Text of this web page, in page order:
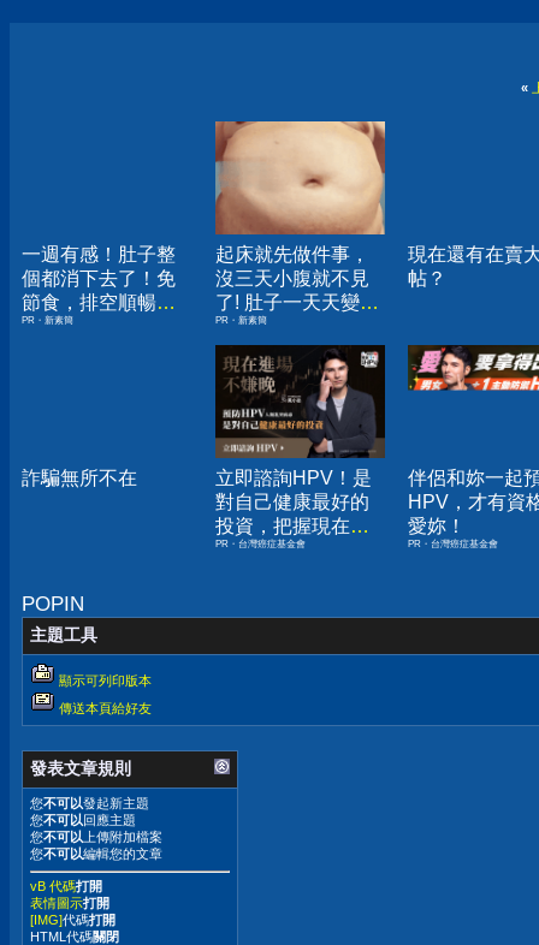
«
一週有感！肚子整
個都消下去了！免
節食，排空順暢就
夠
PR・新素簡
起床就先做件事，
沒三天小腹就不見
了! 肚子一天天變
小！
PR・新素簡
現在還有在賣
帖？
詐騙無所不在
立即諮詢HPV！是
對自己健康最好的
投資，把握現在不
嫌晚！
PR・台灣癌症基金會
伴侶和妳一起
HPV，才有資
愛妳！
PR・台灣癌症基金會
POPIN
主題工具
顯示可列印版本
傳送本頁給好友
發表文章規則
您不可以發起新主題
您不可以 回應主題
您不可以 上傳附加檔案
您不可以編輯您的文章
vB 代碼打開
表情圖示打開
[IMG]代碼打開
HTML代碼關閉